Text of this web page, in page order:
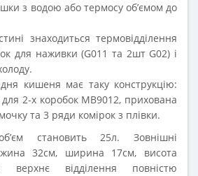
з водою або термосу об’ємом до
знаходиться термовідділення
для наживки (G011 та 2шт G02) і
кишеня має таку конструкцію:
для 2-х коробок МВ9012, прихована
та 3 ряди комірок з плівки.
становить 25л. Зовнішні
32см, ширина 17см, висота
відділення повністю